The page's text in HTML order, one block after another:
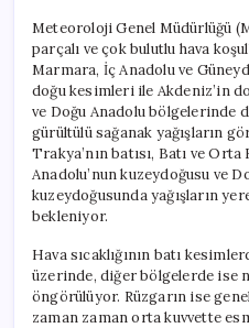
Meteoroloji Genel Müdürlüğü
parçalı ve çok bulutlu hava
Marmara, İç Anadolu ve
doğu kesimleri ile Akdeniz’in
ve Doğu Anadolu bölgelerinde
gürültülü sağanak yağışların
Trakya’nın batısı, Batı ve
Anadolu’nun kuzeydoğusu ve
kuzeydoğusunda yağışların
bekleniyor.
Hava sıcaklığının batı
üzerinde, diğer bölgelerde ise
öngörülüyor. Rüzgarın ise
zaman zaman orta kuvvette